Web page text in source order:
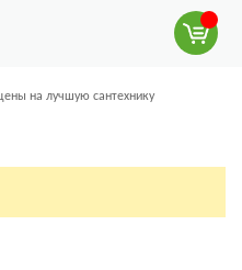
на лучшую сантехнику